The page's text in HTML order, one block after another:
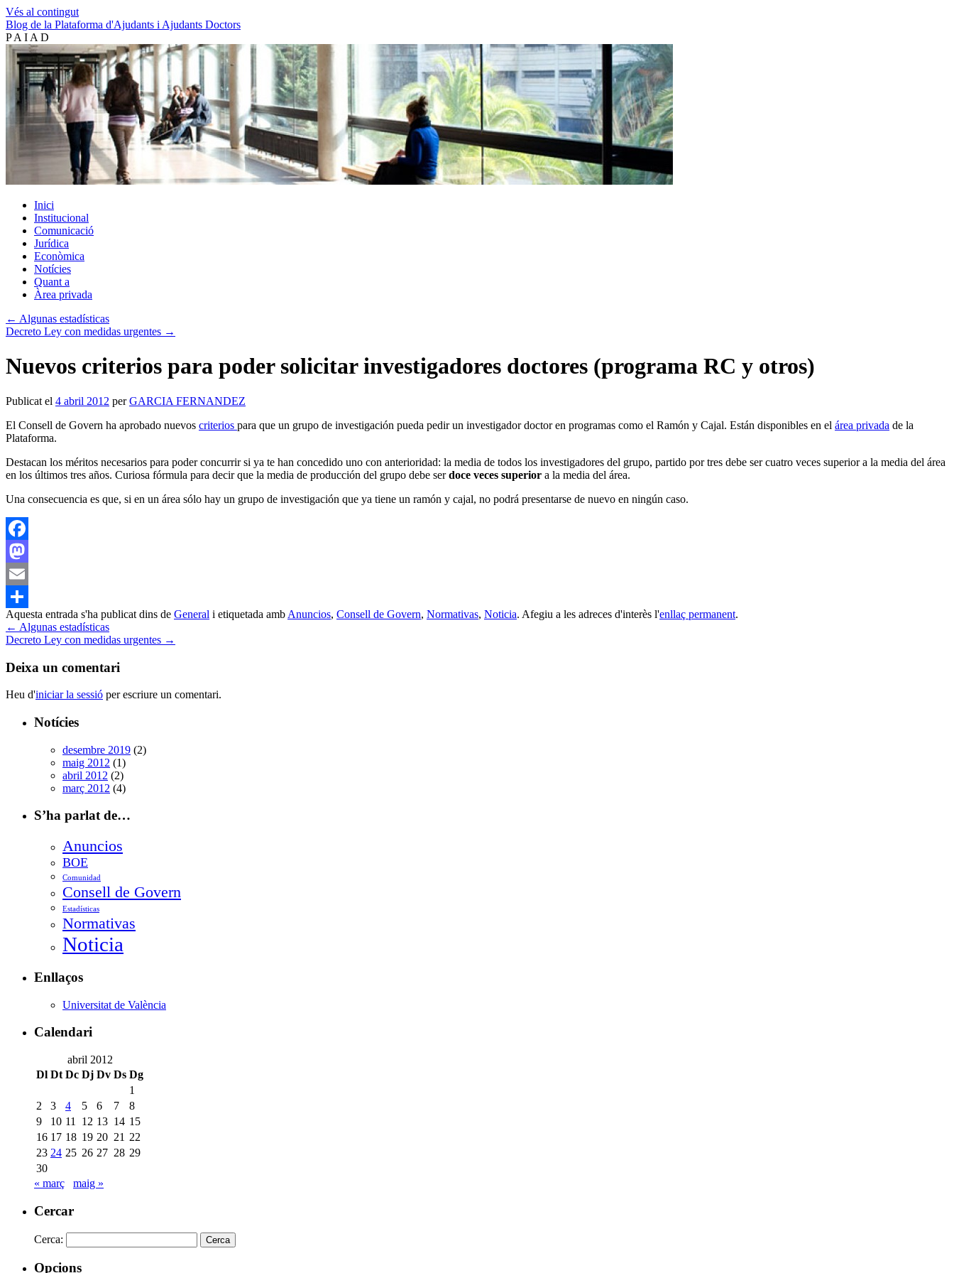
Vés al contingut
Blog de la Plataforma d'Ajudants i Ajudants Doctors
P A I A D
Inici
Institucional
Comunicació
Jurídica
Econòmica
Notícies
Quant a
Àrea privada
← Algunas estadísticas
Decreto Ley con medidas urgentes →
Nuevos criterios para poder solicitar investigadores doctores (programa RC y otros)
Publicat el 4 abril 2012 per GARCIA FERNANDEZ
El Consell de Govern ha aprobado nuevos criterios para que un grupo de investigación pueda pedir un investigador doctor en programas como el Ramón y Cajal. Están disponibles en el área privada de la
Plataforma.
Destacan los méritos necesarios para poder concurrir si ya te han concedido uno con anterioridad: la media de todos los investigadores del grupo, partido por tres debe ser cuatro veces superior a la media del área
en los últimos tres años. Curiosa fórmula para decir que la media de producción del grupo debe serdoce veces superior a la media del área.
Una consecuencia es que, si en un área sólo hay un grupo de investigación que ya tiene un ramón y cajal, no podrá presentarse de nuevo en ningún caso.
Facebook
Mastodon
Email
Comparteix
Aquesta entrada s'ha publicat dins de General i etiquetada amb Anuncios, Consell de Govern, Normativas, Noticia. Afegiu a les adreces d'interès l'enllaç permanent.
← Algunas estadísticas
Decreto Ley con medidas urgentes →
Deixa un comentari
Heu d'iniciar la sessió per escriure un comentari.
Notícies
desembre 2019 (2)
maig 2012 (1)
abril 2012 (2)
març 2012 (4)
S’ha parlat de…
Anuncios
BOE
Comunidad
Consell de Govern
Estadísticas
Normativas
Noticia
Enllaços
Universitat de València
Calendari
abril 2012
Dl Dt Dc Dj Dv Ds Dg
1
2
3 4 5 6 7
8
9
10 11 12 13 14 15
16 17 18 19 20 21 22
23 24 25 26 27 28 29
30
« març
maig »
Cercar
Cerca:
Opcions